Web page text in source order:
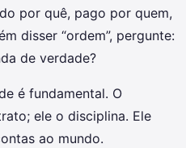
por quê, pago por quem,
disser “ordem”, pergunte:
de verdade?
é fundamental. O
ele o disciplina. Ele
ao mundo.